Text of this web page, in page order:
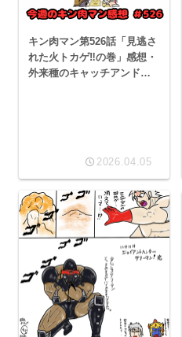
キン肉マン第526話「見逃さ
れた火トカゲ‼︎の巻」感想・
外来種のキャッチアンドリ
2026.04.05